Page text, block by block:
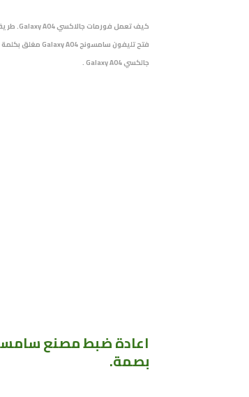
كيف تعمل فورمات جالاكسي
جالكسيGalaxy A04 .
بصمة.